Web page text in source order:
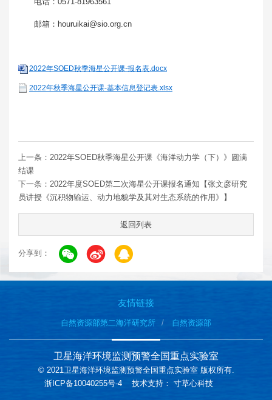
邮箱：houruikai@sio.org.cn
2022年SOED秋季海星公开课-报名表.docx
2022年秋季海星公开课-基本信息登记表.xlsx
上一条： 2022年SOED秋季海星公开课《海洋动力学（下）》圆满
结课
下一条： 2022年度SOED第二次海星公开课报名通知【张文彦研究
员讲授《沉积物输运、动力地貌学及其对生态系统的作用》】
返回列表
分享到：
友情链接
自然资源部第二海洋研究所 自然资源部
卫星海洋环境监测预警全国重点实验室
© 2021卫星海洋环境监测预警全国重点实验室 版权所有.
浙ICP备10040255号-4 技术支持： 寸草心科技